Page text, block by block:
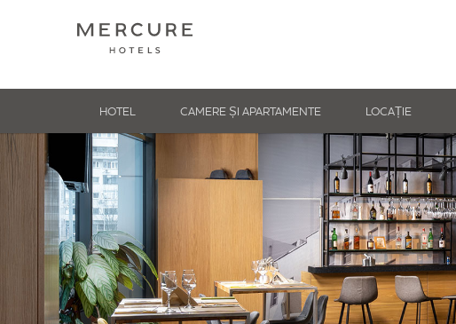
HOTEL CAMERE ȘI APARTAMENTE LOCAȚIE